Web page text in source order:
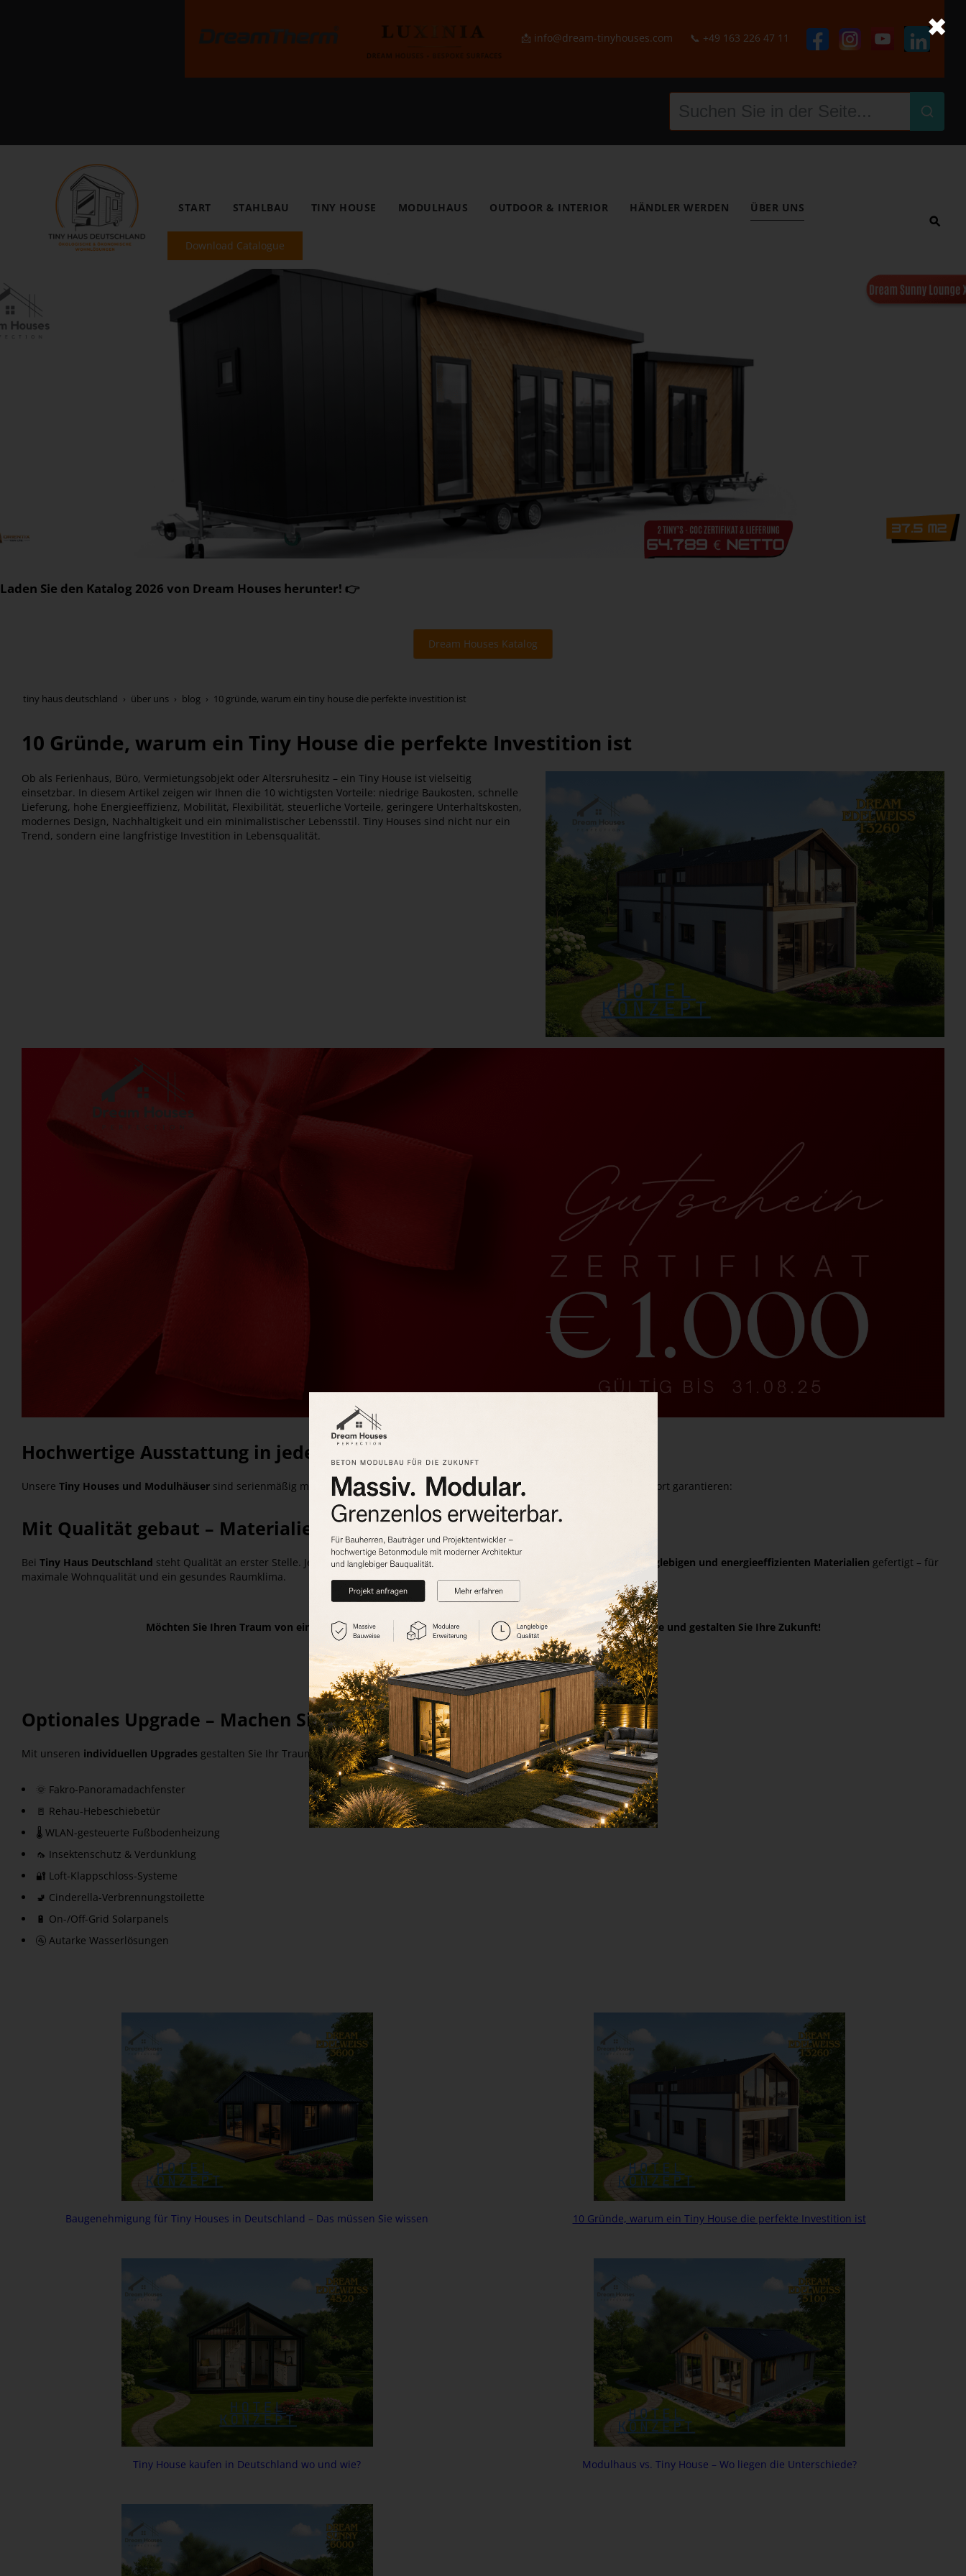
📩 info@dream-tinyhouses.com 📞 +49 163 226 47 11
START STAHLBAU TINY HOUSE MODULHAUS OUTDOOR & INTERIOR HÄNDLER WERDEN ÜBER UNS
Download Catalogue
Laden Sie den Katalog 2026 von Dream Houses herunter! 👉
Dream Houses Katalog
tiny haus deutschland über uns blog 10 gründe, warum ein tiny house die perfekte investition ist
10 Gründe, warum ein Tiny House die perfekte Investition ist
Ob als Ferienhaus, Büro, Vermietungsobjekt oder Altersruhesitz – ein Tiny House ist vielseitig
einsetzbar. In diesem Artikel zeigen wir Ihnen die 10 wichtigsten Vorteile: niedrige Baukosten, schnelle
Lieferung, hohe Energieeffizienz, Mobilität, Flexibilität, steuerliche Vorteile, geringere Unterhaltskosten,
modernes Design, Nachhaltigkeit und ein minimalistischer Lebensstil. Tiny Houses sind nicht nur ein
Trend, sondern eine langfristige Investition in Lebensqualität.
Hochwertige Ausstattung in jedem Tiny House
Unsere Tiny Houses und Modulhäuser sind serienmäßig mit hochwertigen Komponenten ausgestattet, die Langlebigkeit und Komfort garantieren:
Mit Qualität gebaut – Materialien, die überzeugen
Bei Tiny Haus Deutschland steht Qualität an erster Stelle. Jedes unserer Tiny Houses und Modulhäuser wird aus nachhaltigen, langlebigen und energieeffizienten Materialien gefertigt – für
maximale Wohnqualität und ein gesundes Raumklima.
🚀 Näher an Ihrem Traum-Tiny House! 🏡
Möchten Sie Ihren Traum von einem freien Lebensraum verwirklichen? Kontaktieren Sie uns noch heute und gestalten Sie Ihre Zukunft!
Optionales Upgrade – Machen Sie Ihr Tiny House einzigartig
Mit unseren individuellen Upgrades gestalten Sie Ihr Traumhaus nach Ihren Vorstellungen:
🌞 Fakro-Panoramadachfenster
🚪 Rehau-Hebeschiebetür
🌡 WLAN-gesteuerte Fußbodenheizung
🦟 Insektenschutz & Verdunklung
🔐 Loft-Klappschloss-Systeme
🚽 Cinderella-Verbrennungstoilette
🔋 On-/Off-Grid Solarpanels
🚰 Autarke Wasserlösungen
Baugenehmigung für Tiny Houses in Deutschland – Das müssen Sie wissen 10 Gründe, warum ein Tiny House die perfekte Investition ist
Tiny House kaufen in Deutschland wo und wie? Modulhaus vs. Tiny House – Wo liegen die Unterschiede?
✖